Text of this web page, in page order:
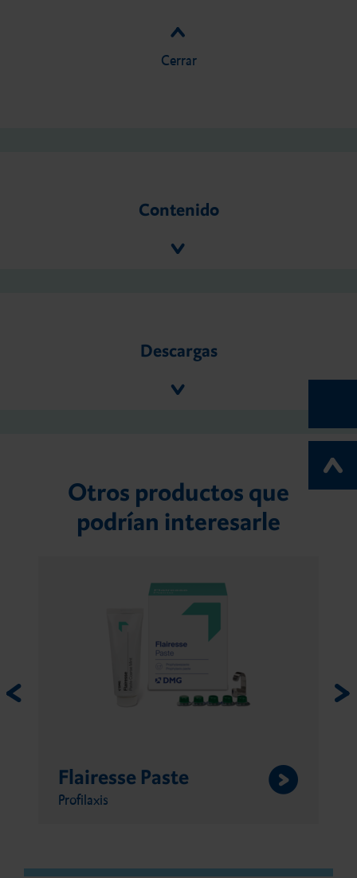
Cerrar
Contenido
Descargas
Otros productos que
podrían interesarle
Flairesse Paste
Profilaxis